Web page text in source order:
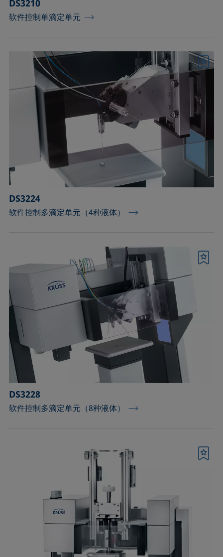
DS3210
软件控制单滴定单元
DS3224
软件控制多滴定单元（4种液体）
书签
DS3228
软件控制多滴定单元（8种液体）